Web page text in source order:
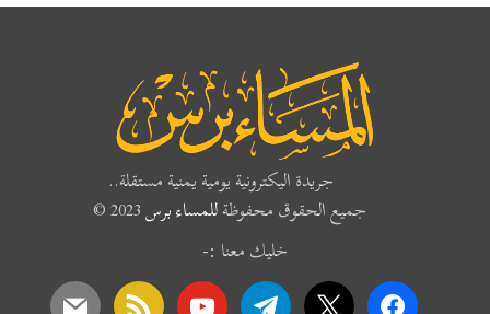
جريدة اليكترونية يومية يمنية مستقلة..
جميع الحقوق محفوظةللمساء برس
خليك معنا :-
facebook
x
telegram
youtube
rss
mail